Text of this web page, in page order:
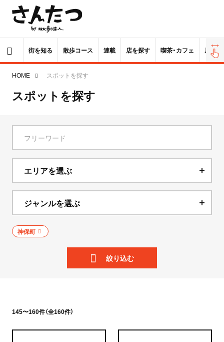
街を知る 散歩コース 連載 店を探す 喫茶・カフェ 居酒屋
HOME スポットを探す
スポットを探す
エリアを選ぶ
北海道
青森県
岩手県
山形県
福島県
ジャンルを選ぶ
ニュース
喫茶・カフェ
神保町
絞り込む
145〜160件（全160件）